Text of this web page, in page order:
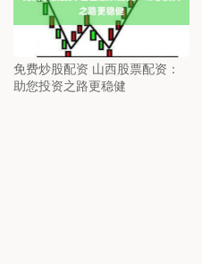
免费炒股配资 山西股票配资：
助您投资之路更稳健